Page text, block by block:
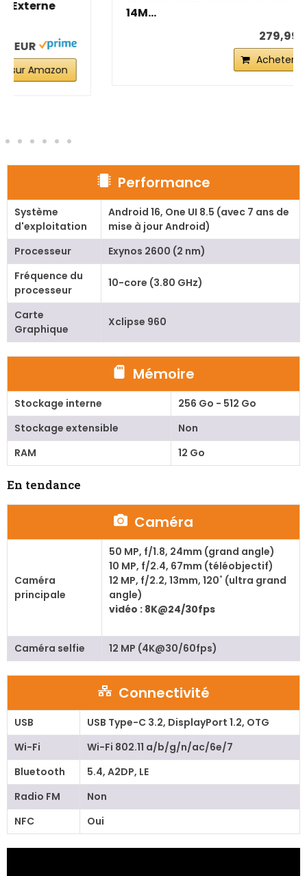
14M...
Acheter sur Amazon
Performance
Système
d'exploitation
Android 16, One UI 8.5 (avec 7 ans de
mise à jour Android)
Processeur
Exynos 2600 (2 nm)
Fréquence du
processeur
10-core (3.80 GHz)
Carte
Graphique
Xclipse 960
Mémoire
Stockage interne
256 Go - 512 Go
Stockage extensible
Non
RAM
12 Go
En tendance
Caméra
Caméra
principale
50 MP, f/1.8, 24mm (grand angle)
10 MP, f/2.4, 67mm (téléobjectif)
12 MP, f/2.2, 13mm, 120˚ (ultra grand
angle)
vidéo : 8K@24/30fps
Caméra selfie 12 MP (4K@30/60fps)
Connectivité
USB
USB Type-C 3.2, DisplayPort 1.2, OTG
Wi-Fi
Wi-Fi 802.11 a/b/g/n/ac/6e/7
Bluetooth
5.4, A2DP, LE
Radio FM
Non
NFC
Oui